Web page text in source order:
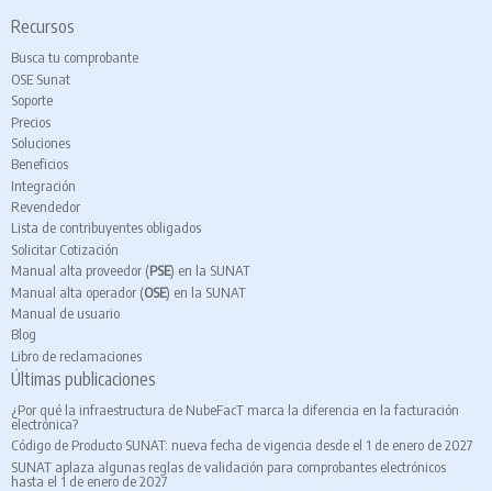
Recursos
Busca tu comprobante
OSE Sunat
Soporte
Precios
Soluciones
Beneficios
Integración
Revendedor
Lista de contribuyentes obligados
Solicitar Cotización
Manual alta proveedor (PSE) en la SUNAT
Manual alta operador (OSE) en la SUNAT
Manual de usuario
Blog
Libro de reclamaciones
Últimas publicaciones
¿Por qué la infraestructura de NubeFacT marca la diferencia en la facturación
electrónica?
Código de Producto SUNAT: nueva fecha de vigencia desde el 1 de enero de 2027
SUNAT aplaza algunas reglas de validación para comprobantes electrónicos
hasta el 1 de enero de 2027